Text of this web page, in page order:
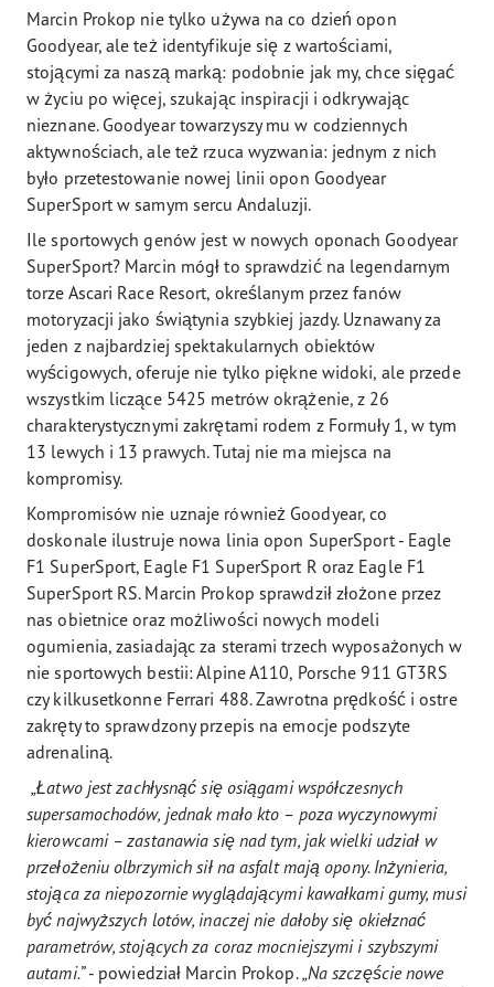
Marcin Prokop nie tylko używa na co dzień opon
Goodyear, ale też identyfikuje się z wartościami,
stojącymi za naszą marką: podobnie jak my, chce sięgać
w życiu po więcej, szukając inspiracji i odkrywając
nieznane. Goodyear towarzyszy mu w codziennych
aktywnościach, ale też rzuca wyzwania: jednym z nich
było przetestowanie nowej linii opon Goodyear
SuperSport w samym sercu Andaluzji.
Ile sportowych genów jest w nowych oponach Goodyear
SuperSport? Marcin mógł to sprawdzić na legendarnym
torze Ascari Race Resort, określanym przez fanów
motoryzacji jako świątynia szybkiej jazdy. Uznawany za
jeden z najbardziej spektakularnych obiektów
wyścigowych, oferuje nie tylko piękne widoki, ale przede
wszystkim liczące 5425 metrów okrążenie, z 26
charakterystycznymi zakrętami rodem z Formuły 1, w tym
13 lewych i 13 prawych. Tutaj nie ma miejsca na
kompromisy.
Kompromisów nie uznaje również Goodyear, co
doskonale ilustruje nowa linia opon SuperSport - Eagle
F1 SuperSport, Eagle F1 SuperSport R oraz Eagle F1
SuperSport RS. Marcin Prokop sprawdził złożone przez
nas obietnice oraz możliwości nowych modeli
ogumienia, zasiadając za sterami trzech wyposażonych w
nie sportowych bestii: Alpine A110, Porsche 911 GT3RS
czy kilkusetkonne Ferrari 488. Zawrotna prędkość i ostre
zakręty to sprawdzony przepis na emocje podszyte
adrenaliną.
„Łatwo jest zachłysnąć się osiągami współczesnych
supersamochodów, jednak mało kto – poza wyczynowymi
kierowcami – zastanawia się nad tym, jak wielki udział w
przełożeniu olbrzymich sił na asfalt mają opony. Inżynieria,
stojąca za niepozornie wyglądającymi kawałkami gumy, musi
być najwyższych lotów, inaczej nie dałoby się okiełznać
parametrów, stojących za coraz mocniejszymi i szybszymi
autami.”- powiedział Marcin Prokop.„Na szczęście nowe